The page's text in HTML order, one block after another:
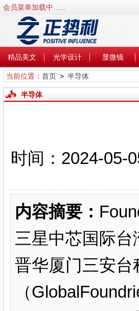
会员菜单加载中......
精品美文 光学设计 显微镜
当前位置： 首页> 半导体
半导体
时间：2024-
内容摘要：
三星中芯国际
晋华厦门三安台
（